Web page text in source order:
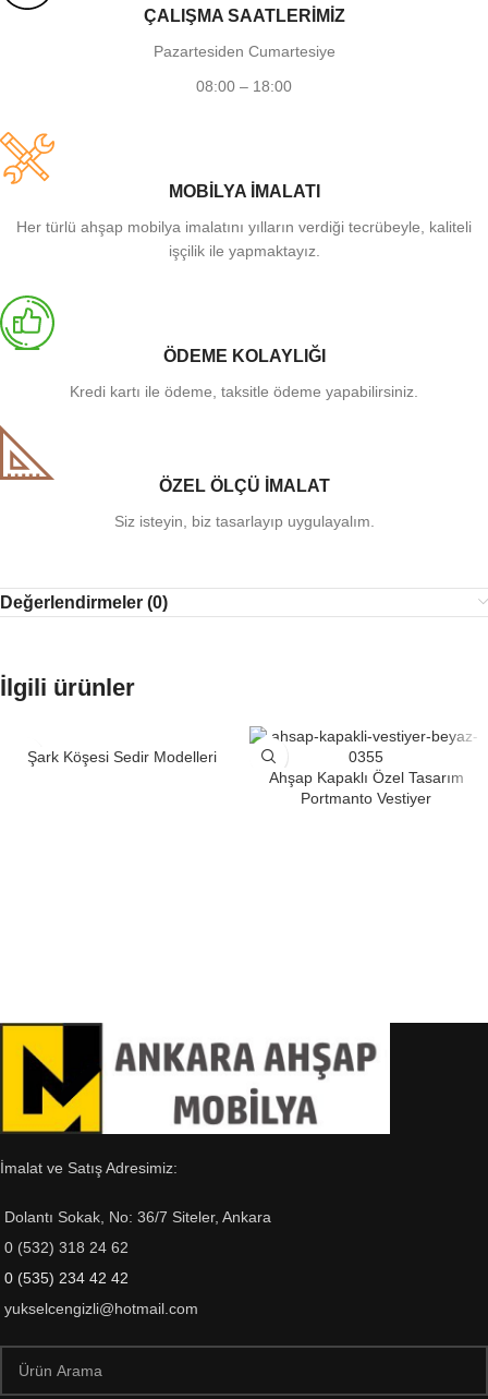
ÇALIŞMA SAATLERİMİZ
Pazartesiden Cumartesiye
08:00 – 18:00
MOBİLYA İMALATI
Her türlü ahşap mobilya imalatını yılların verdiği tecrübeyle, kaliteli
işçilik ile yapmaktayız.
ÖDEME KOLAYLIĞI
Kredi kartı ile ödeme, taksitle ödeme yapabilirsiniz.
ÖZEL ÖLÇÜ İMALAT
Siz isteyin, biz tasarlayıp uygulayalım.
Değerlendirmeler (0)
İlgili ürünler
Şark Köşesi Sedir Modelleri
Ahşap Kapaklı Özel Tasarım
Portmanto Vestiyer
İmalat ve Satış Adresimiz:
Dolantı Sokak, No: 36/7 Siteler, Ankara
0 (532) 318 24 62
0 (535) 234 42 42
yukselcengizli@hotmail.com